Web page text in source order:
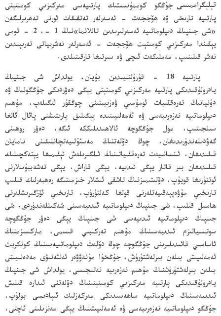
تېلېگراممىسى جۇڭگو كوممۇنىستىك پارتىيەسى مەركىزىي كومىتېتى
پارتىيە تارىخى ۋە ھۆججەت - ئەسەرلەر تەتقىقات ئورنى تەھرىرلىگەن
«شى جىنپىڭ دىپلوماتىيە ئەسەرلىرىدىن تاللانما»نىڭ 1 -، 2 - تومى
يېقىندا مەركىزىي كومىتېت ھۆججەت - ئەسەرلەر نەشرىياتى تەرىپىدىن
نەشر قىلىنىپ، مەملىكەت ئىچى ۋە سىرتىغا تارقىتىلدى.
پارتىيە 18 - قۇرۇلتىيىدىن بۇيان، يولداش شى جىنپىڭ
يادرولۇقىدىكى پارتىيە مەركىزىي كومىتېتى يېڭى دەۋردىكى جۇڭگونىڭ ۋە
دۇنيانىڭ تەرەققىيات ئومۇمىي ۋەزىيىتىنى چوڭقۇر ئىگىلەپ، مۇھىم
دىپلوماتىيە نەزەرىيەسى ۋە ئەمەلىيىتىدە يېڭىلىق يارىتىشنى پائال ئالغا
سىلجىتىپ، مول جۇڭگوچە ئالاھىدىلىككە ئىگە، دەۋر روھىنى
گەۋدىلەندۈرىدىغان، چوڭ دۆلەتنىڭ مەسئۇلىيەتچانلىقىنى نامايان
قىلىدىغان، ئىنسانىيەت تەرەققىياتىنىڭ ئىلگىرىلەش ئېقىمىغا يېتەكچىلىك
قىلىدىغان بىر قاتار يېڭى ئىدىيە، يېڭى قاراش، يېڭى تەشەببۇسلارنى
ئوتتۇرىغا قويۇپ، دۆلىتىمىزنىڭ تاشقى ئىشلار خىزمىتىگە رەھبەرلىك قىلىپ
تارىخىي مۇۋەپپەقىيەتلەرنى قولغا كەلتۈرۈپ، تارىخىي ئۆزگىرىشلەرنى
ھاسىل قىلىپ، شى جىنپىڭ دىپلوماتىيە ئىدىيەسىنى شەكىللەندۈردى. شى
جىنپىڭ دىپلوماتىيە ئىدىيەسى شى جىنپىڭ يېڭى دەۋر جۇڭگوچە
سوتسىيالىزم ئىدىيەسىنىڭ مۇھىم تەركىبىي قىسمى، ماركسىزمنىڭ
ئاساسىي قائىدىلىرىنى جۇڭگوچە چوڭ دۆلەت دىپلوماتىيەسىنىڭ كونكرېت
ئەمەلىيىتى بىلەن بىرلەشتۈرۈش، جۇڭخۇا مۇنەۋۋەر ئەنئەنىۋى مەدەنىيىتى
بىلەن بىرلەشتۈرۈشنىڭ مۇھىم نەزەرىيە نەتىجىسى، يولداش شى جىنپىڭ
يادرولۇقىدىكى پارتىيە مەركىزىي كومىتېتىنىڭ دۆلەتنى ئىدارە قىلىش
ئىدىيەسىنىڭ دىپلوماتىيە ساھەسىدىكى مەركەزلىك ئىپادىسى بولۇپ،
جۇڭگو دىپلوماتىيە نەزەرىيەسى ۋە ئەمەلىيىتىنىڭ يېڭى مەنزىلىنى ئاچتى،